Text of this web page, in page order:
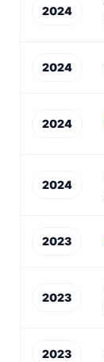
2024
2024
2024
2024
2023
2023
2023